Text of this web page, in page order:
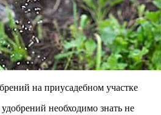
на приусадебном участке
необходимо знать не